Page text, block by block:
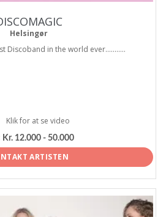
Helsingør
Discoband in the world ever...........
Klik for at se video
Kr. 12.000 - 50.000
ARTISTEN